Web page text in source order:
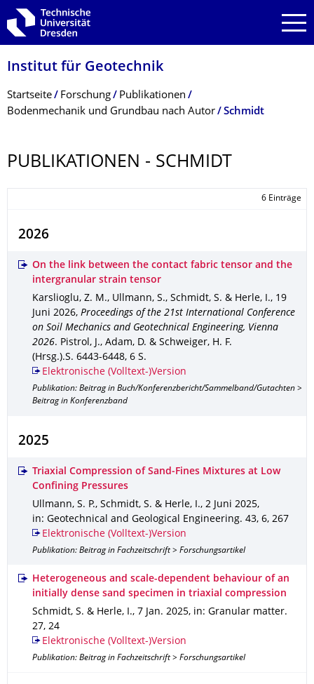
Zur Hauptnavigation springen
Zur Suche springen
Zum Inhalt springen
Institut für Geotechnik
Breadcrumb-Menü
Startseite Forschung
Publikationen
Bodenmechanik und Grundbau nach Autor
Schmidt
PUBLIKATIONEN - SCHMIDT
6 Einträge
2026
On the link between the contact fabric tensor and the
intergranular strain tensor
Karslioglu, Z. M., Ullmann, S., Schmidt, S. & Herle, I., 19
Juni 2026, Proceedings of the 21st International Conference
on Soil Mechanics and Geotechnical Engineering, Vienna
2026. Pistrol, J., Adam, D. & Schweiger, H. F.
(Hrsg.).S. 6443-6448, 6 S.
Elektronische (Volltext-)Version
Publikation: Beitrag in Buch/Konferenzbericht/Sammelband/Gutachten >
Beitrag in Konferenzband
2025
Triaxial Compression of Sand‑Fines Mixtures at Low
Confining Pressures
Ullmann, S. P., Schmidt, S. & Herle, I., 2 Juni 2025,
in: Geotechnical and Geological Engineering. 43, 6, 267
Elektronische (Volltext-)Version
Publikation: Beitrag in Fachzeitschrift > Forschungsartikel
Heterogeneous and scale-dependent behaviour of an
initially dense sand specimen in triaxial compression
Schmidt, S. & Herle, I., 7 Jan. 2025, in: Granular matter.
27, 24
Elektronische (Volltext-)Version
Publikation: Beitrag in Fachzeitschrift > Forschungsartikel